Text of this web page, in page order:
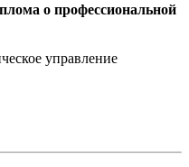
о профессиональной
управление